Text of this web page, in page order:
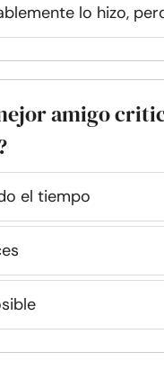
lo hizo,
amigo
el tiempo